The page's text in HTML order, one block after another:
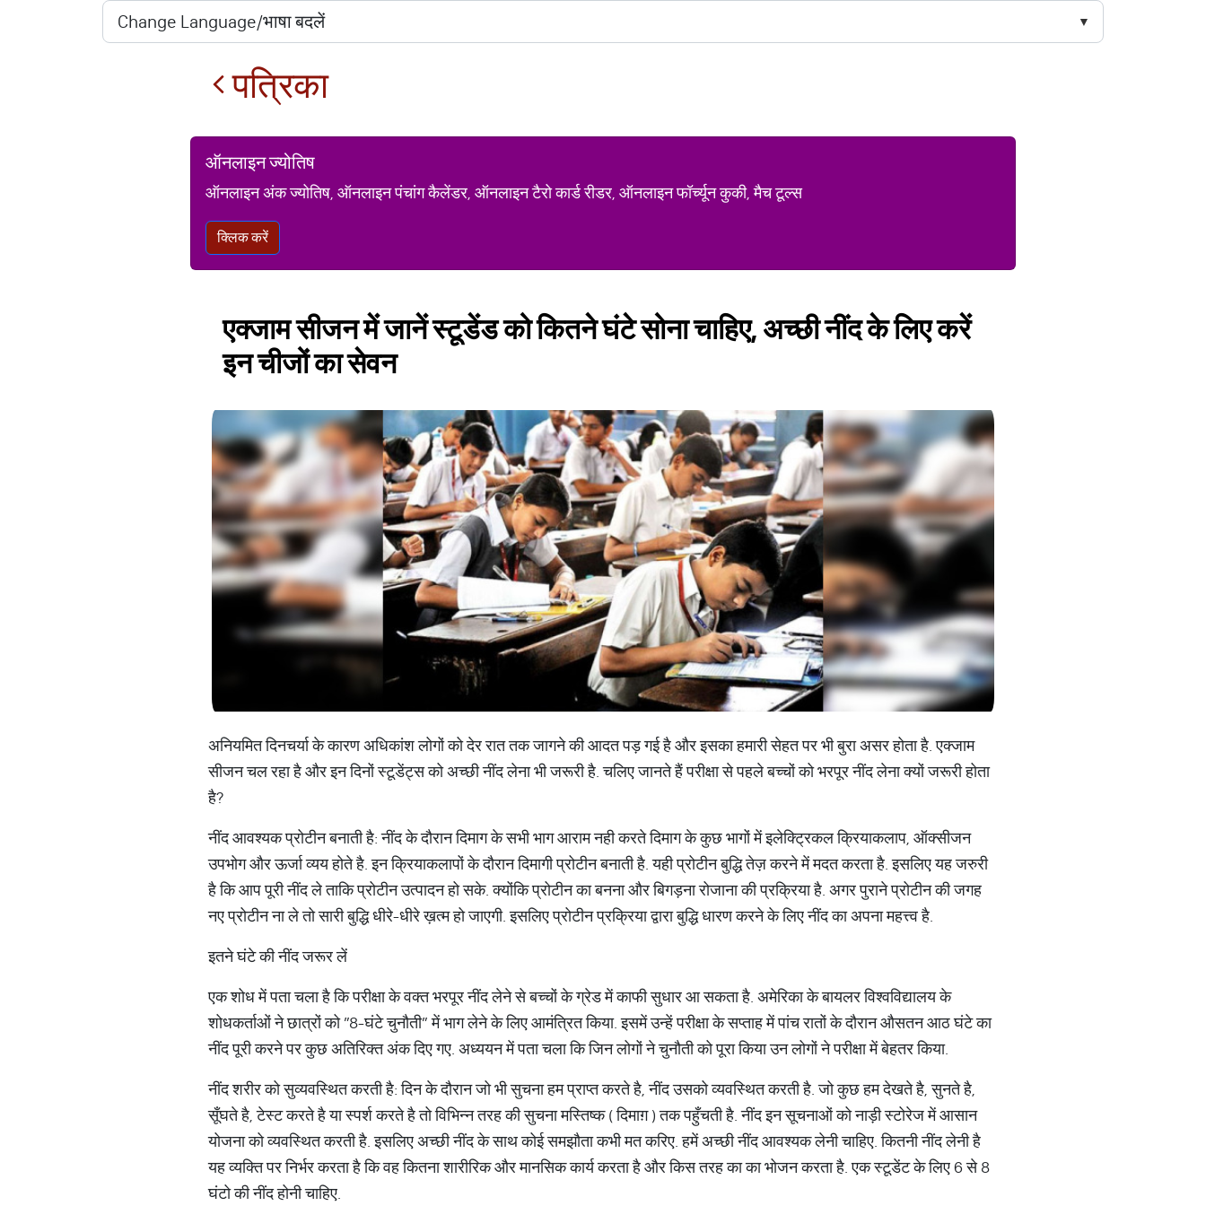
पत्रिका
ऑनलाइन ज्योतिष
ऑनलाइन अंक ज्योतिष, ऑनलाइन पंचांग कैलेंडर, ऑनलाइन टैरो कार्ड रीडर, ऑनलाइन फॉर्च्यून कुकी, मैच टूल्स
क्लिक करें
एक्जाम सीजन में जानें स्टूडेंड को कितने घंटे सोना चाहिए, अच्छी नींद के लिए करें
इन चीजों का सेवन
अनियमित दिनचर्या के कारण अधिकांश लोगों को देर रात तक जागने की आदत पड़ गई है और इसका हमारी सेहत पर भी बुरा असर होता है. एक्जाम
सीजन चल रहा है और इन दिनों स्टूडेंट्स को अच्छी नींद लेना भी जरूरी है. चलिए जानते हैं परीक्षा से पहले बच्चों को भरपूर नींद लेना क्यों जरूरी होता
है?
नींद आवश्यक प्रोटीन बनाती है: नींद के दौरान दिमाग के सभी भाग आराम नही करते दिमाग के कुछ भागों में इलेक्ट्रिकल क्रियाकलाप, ऑक्सीजन
उपभोग और ऊर्जा व्यय होते है. इन क्रियाकलापों के दौरान दिमागी प्रोटीन बनाती है. यही प्रोटीन बुद्धि तेज़ करने में मदत करता है. इसलिए यह जरुरी
है कि आप पूरी नींद ले ताकि प्रोटीन उत्पादन हो सके. क्योंकि प्रोटीन का बनना और बिगड़ना रोजाना की प्रक्रिया है. अगर पुराने प्रोटीन की जगह
नए प्रोटीन ना ले तो सारी बुद्धि धीरे-धीरे ख़त्म हो जाएगी. इसलिए प्रोटीन प्रक्रिया द्वारा बुद्धि धारण करने के लिए नींद का अपना महत्त्व है.
इतने घंटे की नींद जरूर लें
एक शोध में पता चला है कि परीक्षा के वक्त भरपूर नींद लेने से बच्चों के ग्रेड में काफी सुधार आ सकता है. अमेरिका के बायलर विश्वविद्यालय के
शोधकर्ताओं ने छात्रों को ”8-घंटे चुनौती” में भाग लेने के लिए आमंत्रित किया. इसमें उन्हें परीक्षा के सप्ताह में पांच रातों के दौरान औसतन आठ घंटे का
नींद पूरी करने पर कुछ अतिरिक्त अंक दिए गए. अध्ययन में पता चला कि जिन लोगों ने चुनौती को पूरा किया उन लोगों ने परीक्षा में बेहतर किया.
नींद शरीर को सुव्यवस्थित करती है: दिन के दौरान जो भी सुचना हम प्राप्त करते है, नींद उसको व्यवस्थित करती है. जो कुछ हम देखते है, सुनते है,
सूँघते है, टेस्ट करते है या स्पर्श करते है तो विभिन्न तरह की सुचना मस्तिष्क ( दिमाग़ ) तक पहुँचती है. नींद इन सूचनाओं को नाड़ी स्टोरेज में आसान
योजना को व्यवस्थित करती है. इसलिए अच्छी नींद के साथ कोई समझौता कभी मत करिए. हमें अच्छी नींद आवश्यक लेनी चाहिए. कितनी नींद लेनी है
यह व्यक्ति पर निर्भर करता है कि वह कितना शारीरिक और मानसिक कार्य करता है और किस तरह का का भोजन करता है. एक स्टूडेंट के लिए 6 से 8
घंटो की नींद होनी चाहिए.